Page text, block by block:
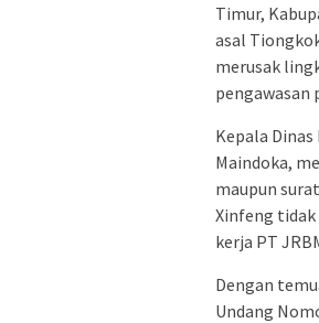
Timur,
asal
merusak
pengawasan
Kepala Dinas
Maindoka,
maupun
Xinfeng
kerja PT
Dengan
Undang